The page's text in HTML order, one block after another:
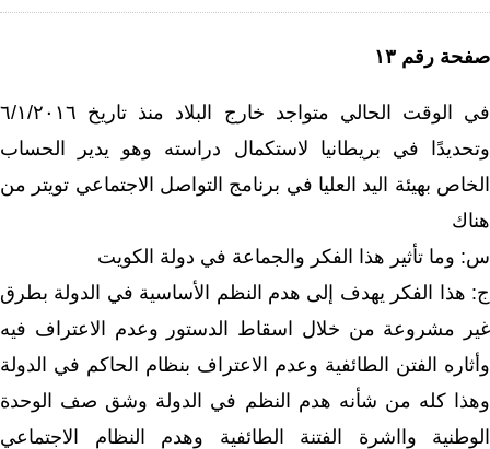
صفحة رقم ١٣
في الوقت الحالي متواجد خارج البلاد منذ تاريخ ٦/١/٢٠١٦
وتحديدًا في بريطانيا لاستكمال دراسته وهو يدير الحساب
الخاص بهيئة اليد العليا في برنامج التواصل الاجتماعي تويتر من
هناك
س: وما تأثير هذا الفكر والجماعة في دولة الكويت
ج: هذا الفكر يهدف إلى هدم النظم الأساسية في الدولة بطرق
غير مشروعة من خلال اسقاط الدستور وعدم الاعتراف فيه
وأثاره الفتن الطائفية وعدم الاعتراف بنظام الحاكم في الدولة
وهذا كله من شأنه هدم النظم في الدولة وشق صف الوحدة
الوطنية وااشرة الفتنة الطائفية وهدم النظام الاجتماعي